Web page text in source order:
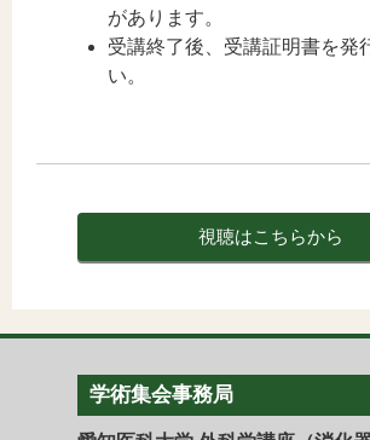
があります。
受講終了後、受講証明書を発
い。
視聴はこちらから
学術集会事務局